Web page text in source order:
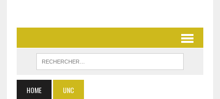
HOME UNC